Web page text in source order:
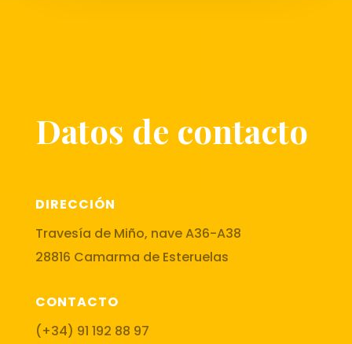
Datos de contacto
DIRECCIÓN
Travesía de Miño, nave A36-A38
28816 Camarma de Esteruelas
CONTACTO
(+34) 91 192 88 97